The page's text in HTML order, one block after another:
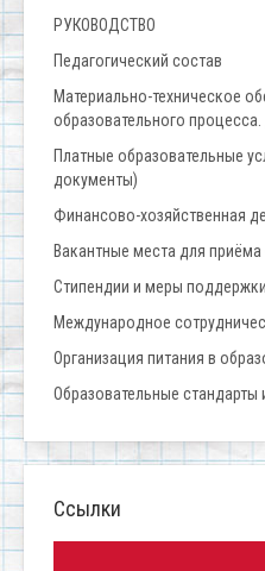
РУКОВОДСТВО
Педагогический состав
Материально-техническое
образовательного
Платные образовательные
документы)
Финансово-хозяйственная
Вакантные места для
Стипендии и меры
Международное
Организация питания в
Образовательные стандарты
Ссылки